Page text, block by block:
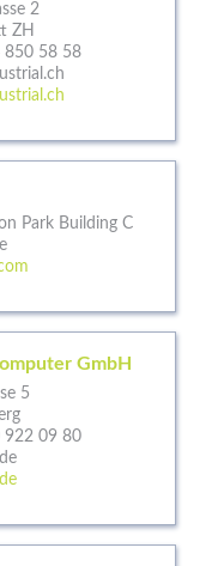
2
ZH
850 58 58
Park Building C
GmbH
5
922 09 80